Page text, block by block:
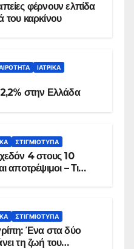
φέρνουν ελπίδα
του καρκίνου
ΙΑΤΡΙΚΆ
στην Ελλάδα
ΣΤΙΓΜΙΌΤΥΠΑ
4 στους 10
αποτρέψιμοι – Τι
ΣΤΙΓΜΙΌΤΥΠΑ
Ένα στα δύο
τη ζωή του